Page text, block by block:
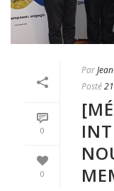
0
0
Par
Posté